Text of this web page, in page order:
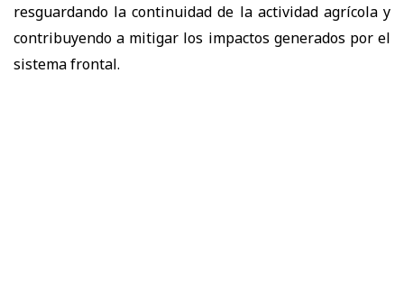
resguardando la continuidad de la actividad agrícola y
contribuyendo a mitigar los impactos generados por el
sistema frontal.